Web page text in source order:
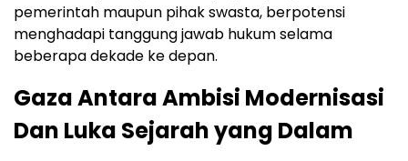
pemerintah maupun pihak swasta, berpotensi
menghadapi tanggung jawab hukum selama
beberapa dekade ke depan.
Gaza Antara Ambisi Modernisasi
Dan Luka Sejarah yang Dalam